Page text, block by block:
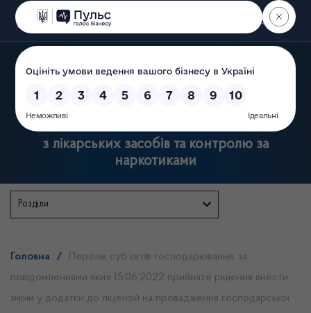
Пошук
Державна служба України
з лікарських засобів та контролю за
наркотиками
Розділи
Головна /
Перелік суб’єктів господарювання, за
повідомленнями яких 15.06.2022 прийняте рішення внести
зміни у додатки до ліцензій на провадження господарської